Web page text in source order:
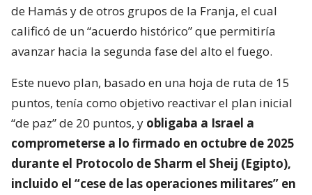
de Hamás y de otros grupos de la Franja, el cual
calificó de un “acuerdo histórico” que permitiría
avanzar hacia la segunda fase del alto el fuego.
Este nuevo plan, basado en una hoja de ruta de 15
puntos, tenía como objetivo reactivar el plan inicial
“de paz” de 20 puntos, y obligaba a Israel a
comprometerse a lo firmado en octubre de 2025
durante el Protocolo de Sharm el Sheij (Egipto),
incluido el “cese de las operaciones militares” en